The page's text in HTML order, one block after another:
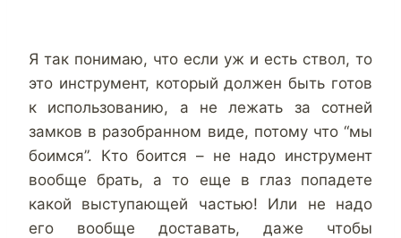
Я так понимаю, что если уж и есть ствол, то
это инструмент, который должен быть готов
к использованию, а не лежать за сотней
замков в разобранном виде, потому что “мы
боимся”. Кто боится – не надо инструмент
вообще брать, а то еще в глаз попадете
какой выступающей частью! Или не надо
его вообще доставать, даже чтобы